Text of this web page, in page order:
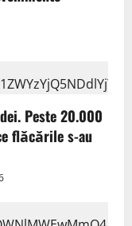
Peste 20.000
flăcările s-au